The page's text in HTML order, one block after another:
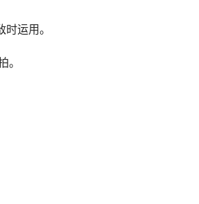
运用。
。